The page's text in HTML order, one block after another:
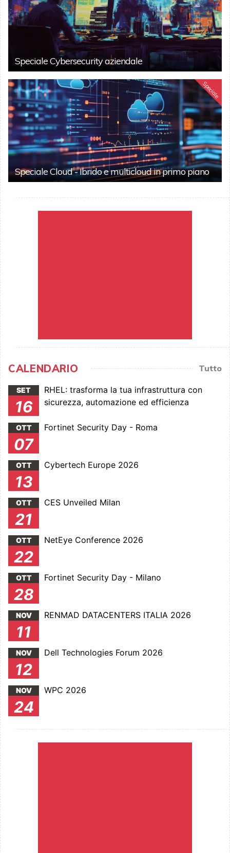
Speciale Cybersecurity aziendale
Speciale
Speciale Cloud - Ibrido e multicloud in primo piano
CALENDARIO Tutto
SET
16
RHEL: trasforma la tua infrastruttura con
sicurezza, automazione ed efficienza
OTT
07
Fortinet Security Day - Roma
OTT
13
Cybertech Europe 2026
OTT
21
CES Unveiled Milan
OTT
22
NetEye Conference 2026
OTT
28
Fortinet Security Day - Milano
NOV
11
RENMAD DATACENTERS ITALIA 2026
NOV
12
Dell Technologies Forum 2026
NOV
24
WPC 2026